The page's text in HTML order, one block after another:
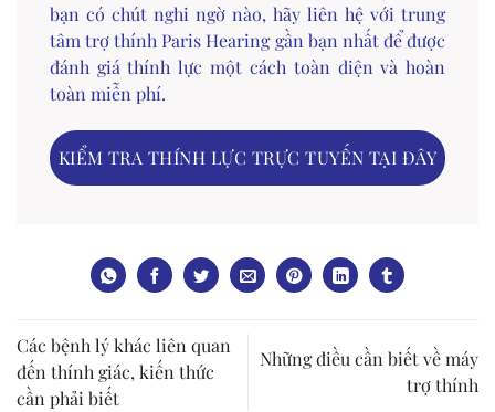
bạn có chút nghi ngờ nào, hãy liên hệ với trung
tâm trợ thính Paris Hearing gần bạn nhất để được
đánh giá thính lực một cách toàn diện và hoàn
toàn miễn phí.
KIỂM TRA THÍNH LỰC TRỰC TUYẾN TẠI ĐÂY
Các bệnh lý khác liên quan
đến thính giác, kiến thức
cần phải biết
Những điều cần biết về máy
trợ thính